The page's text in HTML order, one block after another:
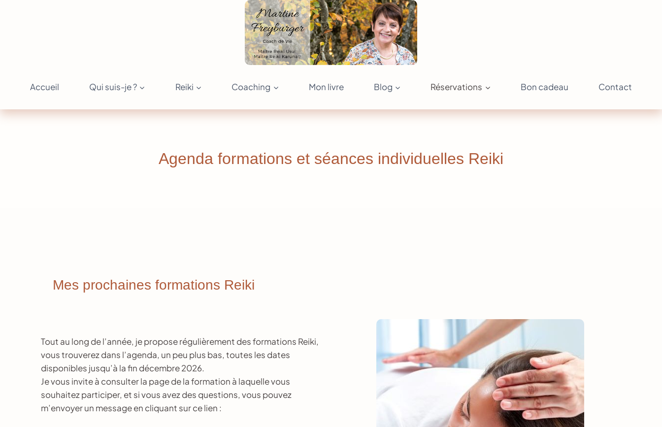
Accueil Qui suis-je ? Reiki Coaching Mon livre Blog Réservations Bon cadeau Contact
Agenda formations et séances individuelles Reiki
Mes prochaines formations Reiki
Tout au long de l’année, je propose régulièrement des formations Reiki,
vous trouverez dans l’agenda, un peu plus bas, toutes les dates
disponibles jusqu’à la fin décembre 2026.
Je vous invite à consulter la page de la formation à laquelle vous
souhaitez participer, et si vous avez des questions, vous pouvez
m’envoyer un message en cliquant sur ce lien :